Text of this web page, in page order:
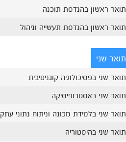
תואר ראשון בהנדסת תוכנה
תואר ראשון בהנדסת תעשייה וניהול
תואר שני
תואר שני בפסיכולוגיה קוגניטיבית
תואר שני באסטרופיסיקה
תואר שני בלמידת מכונה וניתוח נתוני עתק
תואר שני בהיסטוריה